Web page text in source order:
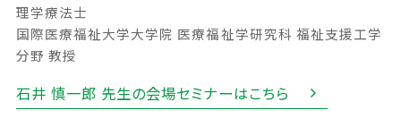
理学療法士
国際医療福祉大学大学院 医療福祉学研究科 福祉支援工学
分野 教授
石井 慎一郎 先生の会場セミナーはこちら